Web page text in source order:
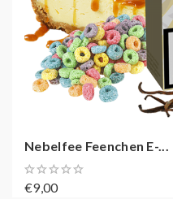
Nebelfee Feenchen E-...
€9,00